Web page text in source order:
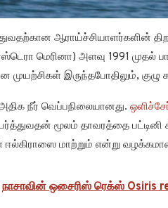
ஆராய்ச்சியாளர்களின்
மெரினா) அளவு 1991 முதல்
முயற்சிகள் இருந்தபோதிலும், குழு
நீர் வெப்பநிலையானது.
மூலம் தாவரத்தை பட்டினி
மாற்றும் என்று வழக்கமான
நாசாவின் ஒசைரிஸ் ரெக்ஸ் Osiris